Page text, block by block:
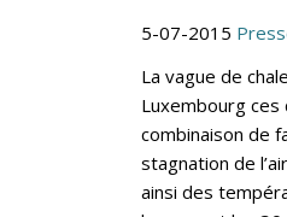
5-07-2015
La vague de
Luxembourg ces
combinaison de
stagnation de
ainsi des